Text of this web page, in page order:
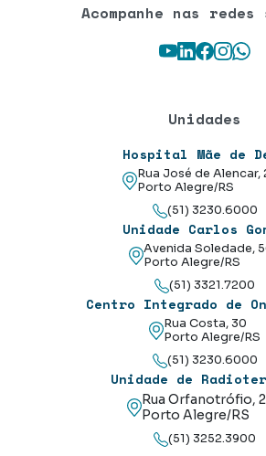
Acompanhe nas
Youtube
LinkedIn
Facebook
Instagram
Unidades
Hospital Mãe de
Rua José de Alencar,
Porto Alegre/RS
(51) 3230.6000
Unidade Carlos
Avenida Soledade,
Porto Alegre/RS
(51) 3321.7200
Centro Integrado de
Rua Costa, 30
Porto Alegre/RS
(51) 3230.6000
Unidade de
Rua Orfanotrófio,
Porto Alegre/RS
(51) 3252.3900